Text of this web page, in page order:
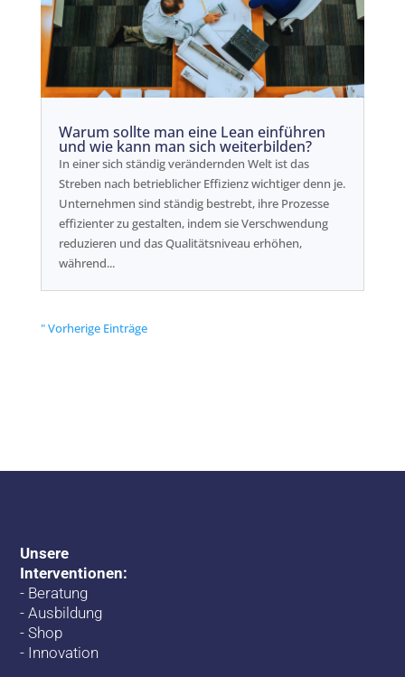
Warum sollte man eine Lean einführen
und wie kann man sich weiterbilden?
In einer sich ständig verändernden Welt ist das
Streben nach betrieblicher Effizienz wichtiger denn je.
Unternehmen sind ständig bestrebt, ihre Prozesse
effizienter zu gestalten, indem sie Verschwendung
reduzieren und das Qualitätsniveau erhöhen,
während...
" Vorherige Einträge
Unsere
Interventionen:
- Beratung
-Ausbildung
-Shop
- Innovation